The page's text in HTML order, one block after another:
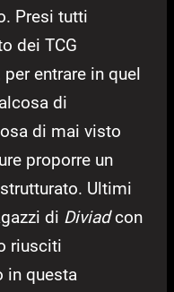
Presi tutti
dei TCG
entrare in quel
di
di mai visto
proporre un
Ultimi
di Diviadcon
riusciti
in questa